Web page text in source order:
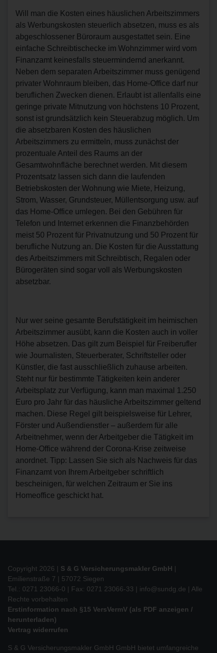
Will man die Kosten eines häuslichen Arbeitszimmers
als Werbungskosten steuerlich absetzen, muss es als
abgeschlossener Büroraum ausgestattet sein. Eine
einfache Schreibtischecke im Wohnzimmer wird vom
Finanzamt keinesfalls steuermindernd anerkannt.
Neben dem separaten Arbeitszimmer muss genügend
privater Wohnraum bleiben, das Home-Office darf nur
beruflichen Zwecken dienen. Erlaubt ist allenfalls eine
geringe private Mitnutzung von höchstens 10 Prozent,
sonst ist grundsätzlich kein Steuerabzug möglich. Um
die absetzbaren Kosten des häuslichen
Arbeitszimmers zu ermitteln, muss zunächst der
prozentuale Anteil des Raums an der
Gesamtwohnfläche berechnet werden. Mit diesem
Prozentsatz lassen sich dann die laufenden
Betriebskosten der Wohnung wie Miete, Heizung,
Strom, Wasser, Grundsteuer, Müllentsorgung usw. auf
das Home-Office umlegen. Bei den Gebühren für
Telefon und Internet erkennen die Finanzbehörden
meist 50 Prozent für Privatnutzung und 50 Prozent für
berufliche Nutzung an. Die Kosten für die Ausstattung
des Arbeitszimmers mit Schreibtisch, Regalen oder
Bürogeräten sind sogar voll als Werbungskosten
absetzbar.
Nur wer seine gesamte Berufstätigkeit im heimischen
Arbeitszimmer ausübt, kann die Kosten auch in voller
Höhe absetzen. Das gilt zum Beispiel für Freiberufler
wie Journalisten, Steuerberater, Schriftsteller oder
Künstler, die fast ausschließlich zuhause arbeiten.
Steht nur für bestimmte Tätigkeiten kein anderer
Arbeitsplatz zur Verfügung, kann man maximal 1.250
Euro pro Jahr für das häusliche Arbeitszimmer geltend
machen. Diese Regel gilt beispielsweise für Lehrer,
Förster und Außendienstler – außerdem für alle
Arbeitnehmer, wenn der Arbeitgeber die Tätigkeit im
Home-Office während der Corona-Krise zeitweise
anordnet. Tipp: Lassen Sie sich als Nachweis für das
Finanzamt von Ihrem Arbeitgeber schriftlich
bescheinigen, für welchen Zeitraum er Sie ins
Homeoffice geschickt hat.
Copyright 2026 | S & G Versicherungsmakler GmbH |
Emilienstraße 7 | 57072 Siegen
Tel.: 0271 23066-0 | Fax: 0271 23066-33 | info@sundg.de | Alle
Rechte vorbehalten
Erstinformation nach §15 VersVermV (als PDF anzeigen /
herunterladen)
Vertrag widerrufen
S & G Versicherungsmakler GmbH GmbH bietet umfangreiche